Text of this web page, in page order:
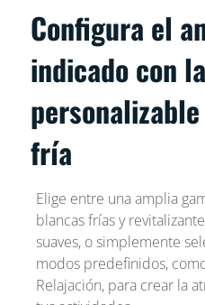
Configura el
indicado con
fría
Elige entre una amplia
blancas frías y
suaves, o simplemente
modos predefinidos,
Relajación, para crear la